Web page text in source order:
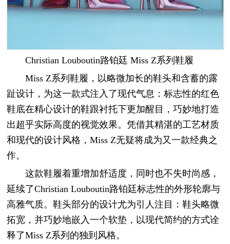
Christian Louboutin路铂廷 Miss Z系列鞋履
Miss Z系列鞋履，以略微加长的鞋头和含蓄的露
趾设计，为这一款式注入了现代气息：标志性的红色
鞋底在精心设计的鞋跟衬托下更加醒目，巧妙地打造
出超乎实际高度的视觉效果。凭借其精湛的工艺材质
和现代的设计风格，Miss Z无疑将成为又一款经典之
作。
这款鞋履着重增加舒适度，同时也不失时尚感，
延续了Christian Louboutin路铂廷标志性的外形轮廓与
高雅气质。鞋头部分的设计尤为引人注目：鞋头略微
拓宽，并巧妙地嵌入一个软垫，以现代简约的方式诠
释了Miss Z系列的独到风格。